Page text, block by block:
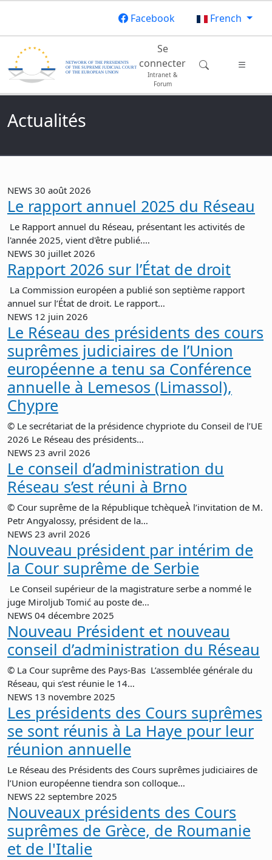
Facebook
French
Main navigation
Se
connecter
Intranet &
Forum
Actualités
NEWS 30 août 2026
Le rapport annuel 2025 du Réseau
Le Rapport annuel du Réseau, présentant les activités de
l'année 2025, vient d'être publié.…
NEWS 30 juillet 2026
Rapport 2026 sur l’État de droit
La Commission européen a publié son septième rapport
annuel sur l’État de droit. Le rapport…
NEWS 12 juin 2026
Le Réseau des présidents des cours
suprêmes judiciaires de l’Union
européenne a tenu sa Conférence
annuelle à Lemesos (Limassol),
Chypre
© Le secrétariat de la présidence chypriote du Conseil de l’UE
2026 Le Réseau des présidents…
NEWS 23 avril 2026
Le conseil d’administration du
Réseau s’est réuni à Brno
© Cour suprême de la République tchèqueÀ l’invitation de M.
Petr Angyalossy, président de la…
NEWS 23 avril 2026
Nouveau président par intérim de
la Cour suprême de Serbie
Le Conseil supérieur de la magistrature serbe a nommé le
juge Miroljub Tomić au poste de…
NEWS 04 décembre 2025
Nouveau Président et nouveau
conseil d’administration du Réseau
© La Cour suprême des Pays-Bas L’assemblée générale du
Réseau, qui s’est réunie le 14…
NEWS 13 novembre 2025
Les présidents des Cours suprêmes
se sont réunis à La Haye pour leur
réunion annuelle
Le Réseau des Présidents des Cours suprêmes judiciaires de
l’Union européenne tiendra son colloque…
NEWS 22 septembre 2025
Nouveaux présidents des Cours
suprêmes de Grèce, de Roumanie
et de l'Italie